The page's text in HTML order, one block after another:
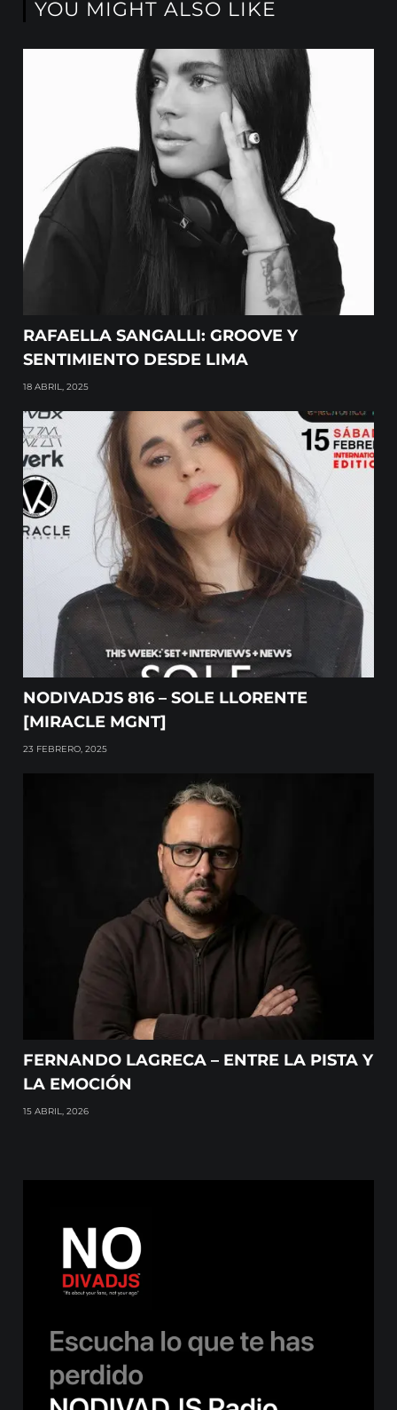
YOU MIGHT ALSO LIKE
RAFAELLA SANGALLI: GROOVE Y
SENTIMIENTO DESDE LIMA
18 ABRIL, 2025
NODIVADJS 816 – SOLE LLORENTE
[MIRACLE MGNT]
23 FEBRERO, 2025
FERNANDO LAGRECA – ENTRE LA PISTA Y
LA EMOCIÓN
15 ABRIL, 2026